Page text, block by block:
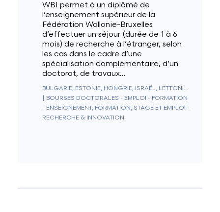
WBI permet à un diplômé de
l’enseignement supérieur de la
Fédération Wallonie-Bruxelles
d’effectuer un séjour (durée de 1 à 6
mois) de recherche à l’étranger, selon
les cas dans le cadre d’une
spécialisation complémentaire, d’un
doctorat, de travaux…
BULGARIE, ESTONIE, HONGRIE, ISRAËL, LETTONIE, LITUANIE, MAROC, MOLDAVIE, POLOGNE, RUSSIE, SLOVAQUIE, SLOVÉNIE, TCHÉQUIE, ÉGYPTE
BOURSES DOCTORALES - EMPLOI - FORMATION
- ENSEIGNEMENT, FORMATION, STAGE ET EMPLOI -
RECHERCHE & INNOVATION